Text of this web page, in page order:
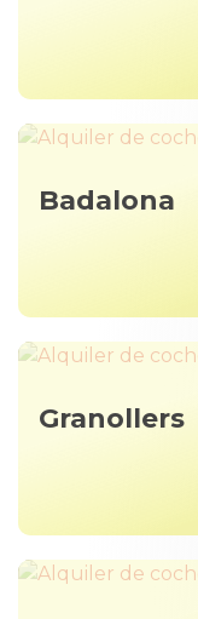
Badalona
Granollers